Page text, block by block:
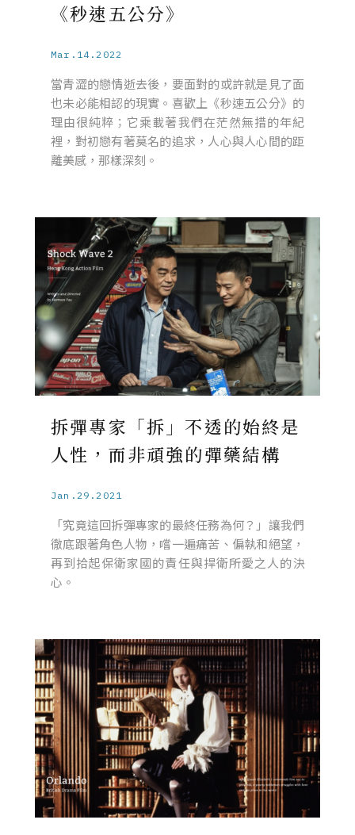
《秒速五公分》
Mar.14.2022
當青澀的戀情逝去後，要面對的或許就是見了面
也未必能相認的現實。喜歡上《秒速五公分》的
理由很純粹；它乘載著我們在茫然無措的年紀
裡，對初戀有著莫名的追求，人心與人心間的距
離美感，那樣深刻。
拆彈專家「拆」不透的始終是
人性，而非頑強的彈藥結構
Jan.29.2021
「究竟這回拆彈專家的最終任務為何？」讓我們
徹底跟著角色人物，嚐一遍痛苦、偏執和絕望，
再到拾起保衛家國的責任與捍衛所愛之人的決
心。